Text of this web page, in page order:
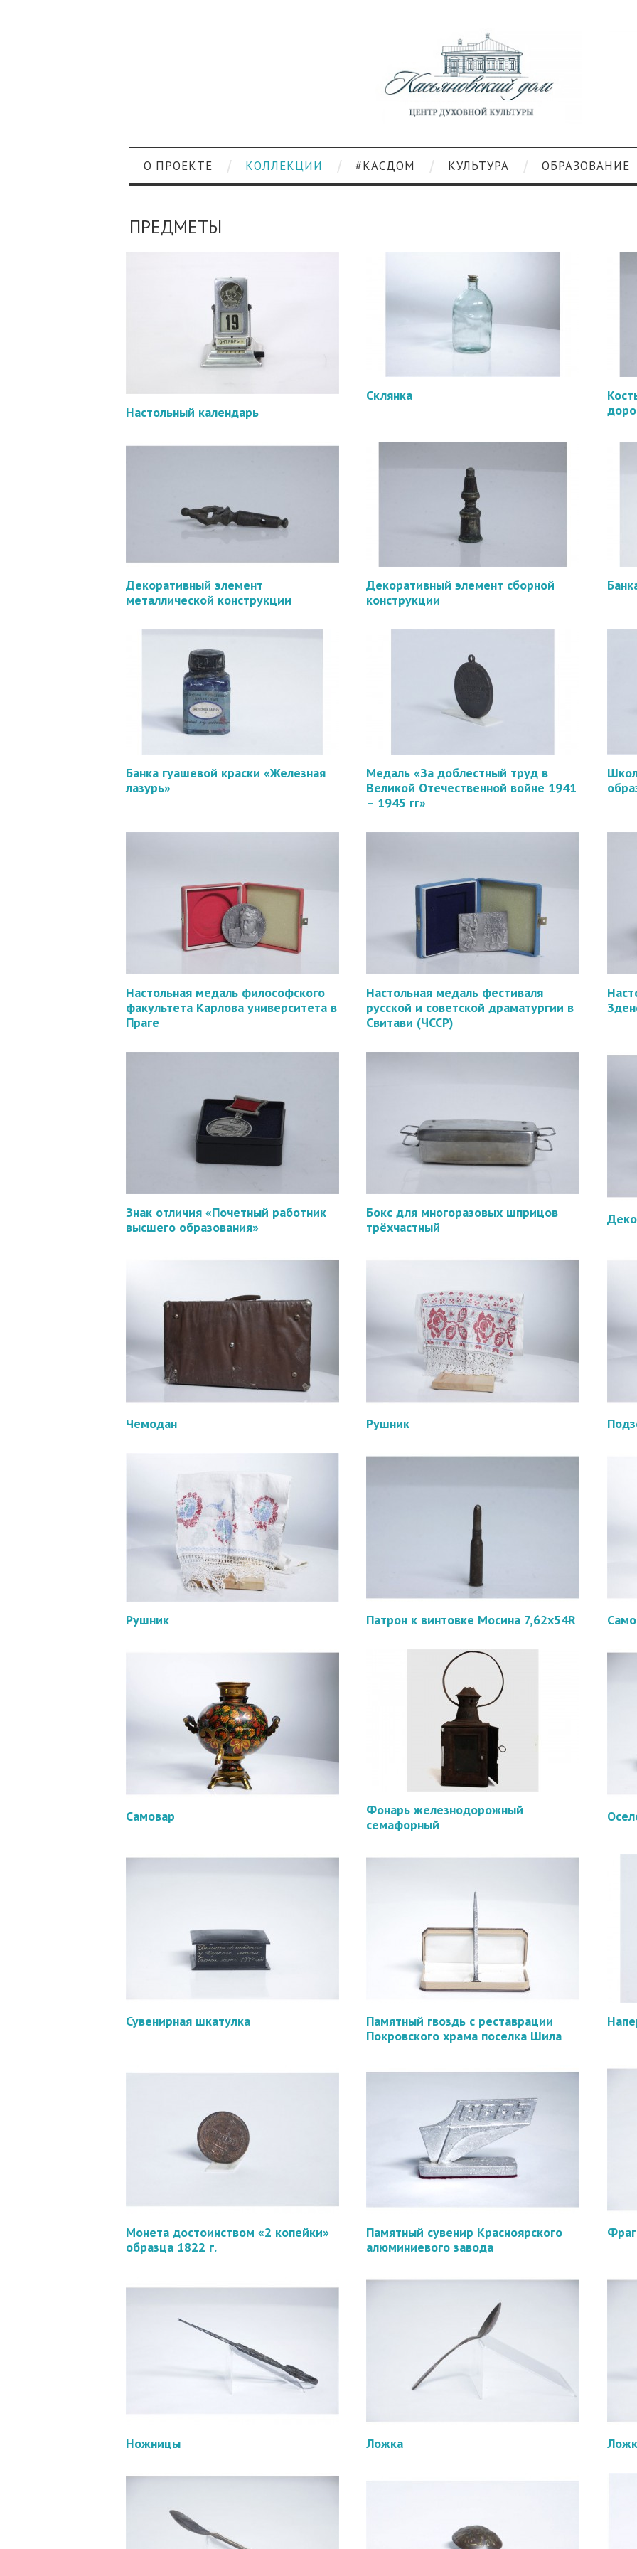
О ПРОЕКТЕ КОЛЛЕКЦИИ #КАСДОМ КУЛЬТУРА ОБРАЗОВАНИЕ
ПРЕДМЕТЫ
Настольный календарь
Склянка
Декоративный элемент
металлической конструкции
Декоративный элемент сборной
конструкции
Банка гуашевой краски «Железная
лазурь»
Медаль «За доблестный труд в
Великой Отечественной войне 1941
– 1945 гг»
Настольная медаль философского
факультета Карлова университета в
Праге
Настольная медаль фестиваля
русской и советской драматургии в
Свитави (ЧССР)
Знак отличия «Почетный работник
высшего образования»
Бокс для многоразовых шприцов
трёхчастный
Чемодан Рушник
Рушник Патрон к винтовке Мосина 7,62х54R
Самовар
Фонарь железнодорожный
семафорный
Сувенирная шкатулка
Памятный гвоздь с реставрации
Покровского храма поселка Шила
Монета достоинством «2 копейки»
образца 1822 г.
Памятный сувенир Красноярского
алюминиевого завода
Ножницы Ложка